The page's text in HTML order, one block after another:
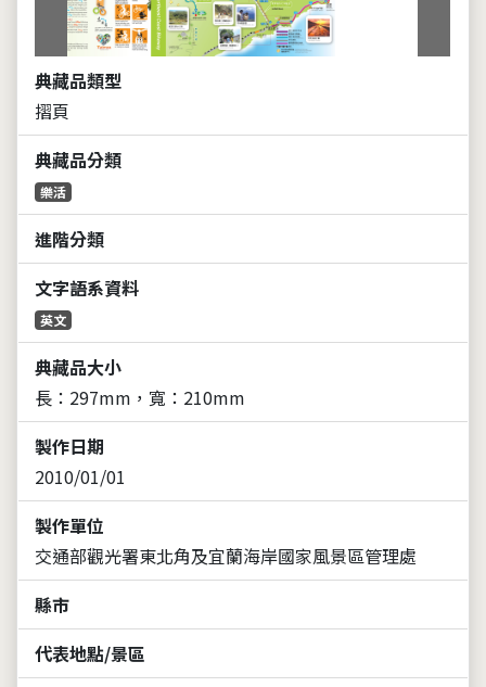
典藏品類型
摺頁
典藏品分類
樂活
進階分類
文字語系資料
英文
典藏品大小
長：297mm，寬：210mm
製作日期
2010/01/01
製作單位
交通部觀光署東北角及宜蘭海岸國家風景區管理處
縣市
代表地點/景區